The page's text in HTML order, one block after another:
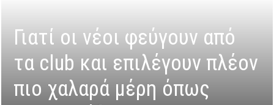
Γιατί οι νέοι φεύγουν από
τα club και επιλέγουν πλέον
πιο χαλαρά μέρη όπως